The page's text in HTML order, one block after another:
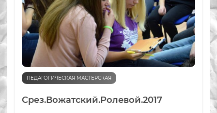
ПЕДАГОГИЧЕСКАЯ МАСТЕРСКАЯ
Срез.Вожатский.Ролевой.2017